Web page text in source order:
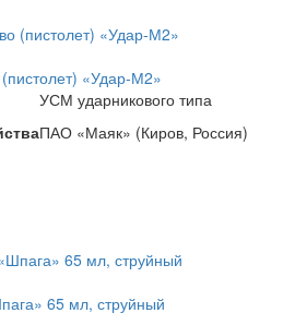
«Удар-М2»
УСМ ударникового типа
ПАО «Маяк» (Киров, Россия)
65 мл, струйный